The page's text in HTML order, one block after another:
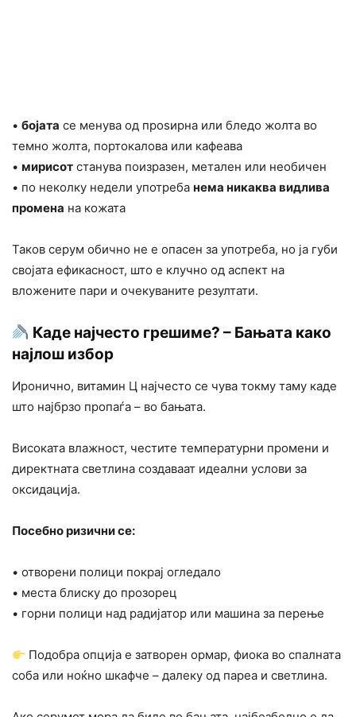
• бојата се менува од проѕирна или бледо жолта во
темно жолта, портокалова или кафеава
• мирисот станува поизразен, метален или необичен
• по неколку недели употреба нема никаква видлива
промена на кожата
Таков серум обично не е опасен за употреба, но ја губи
својата ефикасност, што е клучно од аспект на
вложените пари и очекуваните резултати.
Каде најчесто грешиме? – Бањата како
најлош избор
Иронично, витамин Ц најчесто се чува токму таму каде
што најбрзо пропаѓа – во бањата.
Високата влажност, честите температурни промени и
директната светлина создаваат идеални услови за
оксидација.
Посебно ризични се:
• отворени полици покрај огледало
• места блиску до прозорец
• горни полици над радијатор или машина за перење
Подобра опција е затворен ормар, фиока во спалната
соба или ноќно шкафче – далеку од пареа и светлина.